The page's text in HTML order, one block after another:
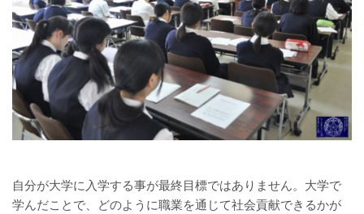
自分が大学に入学する事が最終目標ではありません。大学で
学んだことで、どのように職業を通じて社会貢献できるかが